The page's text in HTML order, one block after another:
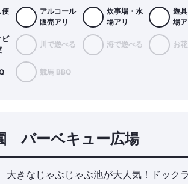
便
アルコール
販売アリ
炊事場・水
場アリ
遊
場
ビ
川で遊べる 海で遊べる お
競馬 BBQ
バーベキュー広場
大きなじゃぶじゃぶ池が大人気！ドック